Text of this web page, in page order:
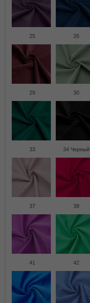
25 26
29 30
33 34 Черный
37 38
41 42